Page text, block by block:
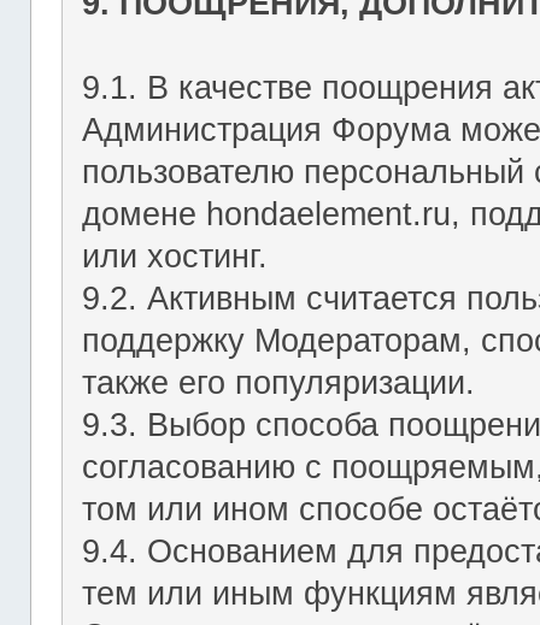
9.1. В качестве поощрения
Администрация Форума
пользователю персональный
домене hondaelement.ru,
или хостинг.
9.2. Активным считается
поддержку Модераторам,
также его популяризации.
9.3. Выбор способа
согласованию с
том или ином способе
9.4. Основанием для
тем или иным функциям